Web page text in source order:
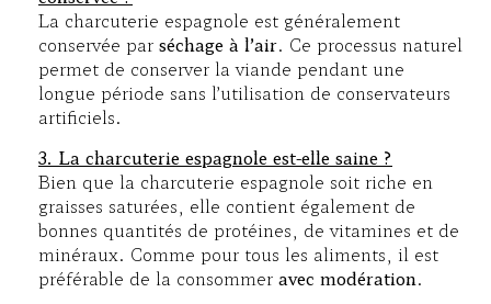
La charcuterie espagnole est généralement
conservée par séchage à l’air. Ce processus naturel
permet de conserver la viande pendant une
longue période sans l’utilisation de conservateurs
artificiels.
3. La charcuterie espagnole est-elle saine ?
Bien que la charcuterie espagnole soit riche en
graisses saturées, elle contient également de
bonnes quantités de protéines, de vitamines et de
minéraux. Comme pour tous les aliments, il est
préférable de la consommer avec modération.